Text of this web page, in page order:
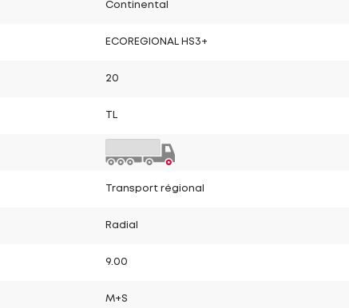
Continental
ECOREGIONAL HS3+
20
Transport régional
Radial
9.00
M+S